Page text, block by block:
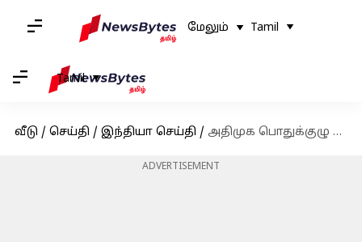
மேலும் Tamil
Tamil
வீடு / செய்தி / இந்தியா செய்தி / அதிமுக பொதுக்குழு தீர்மானங்களுக்கு தடைவிதிக்க சென்னை உயர்நீதிமன்றம் மறுப்பு
ADVERTISEMENT